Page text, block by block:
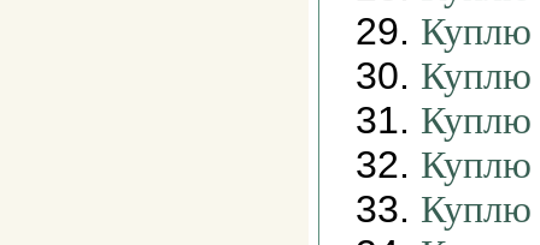
29. Куплю
30. Куплю
31. Куплю
32. Куплю
33. Куплю